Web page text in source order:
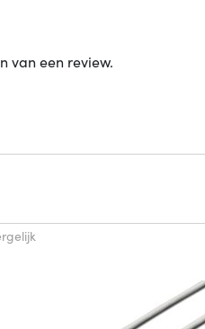
van een review.